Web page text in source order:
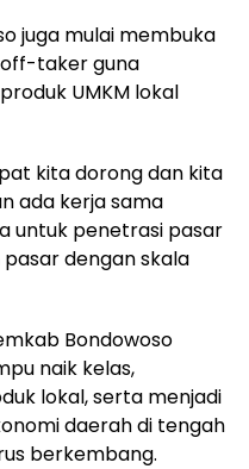
juga mulai membuka
taker guna
UMKM lokal
kita dorong dan kita
ada kerja sama
untuk penetrasi pasar
dengan skala
Bondowoso
naik kelas,
lokal, serta menjadi
daerah di tengah
berkembang.